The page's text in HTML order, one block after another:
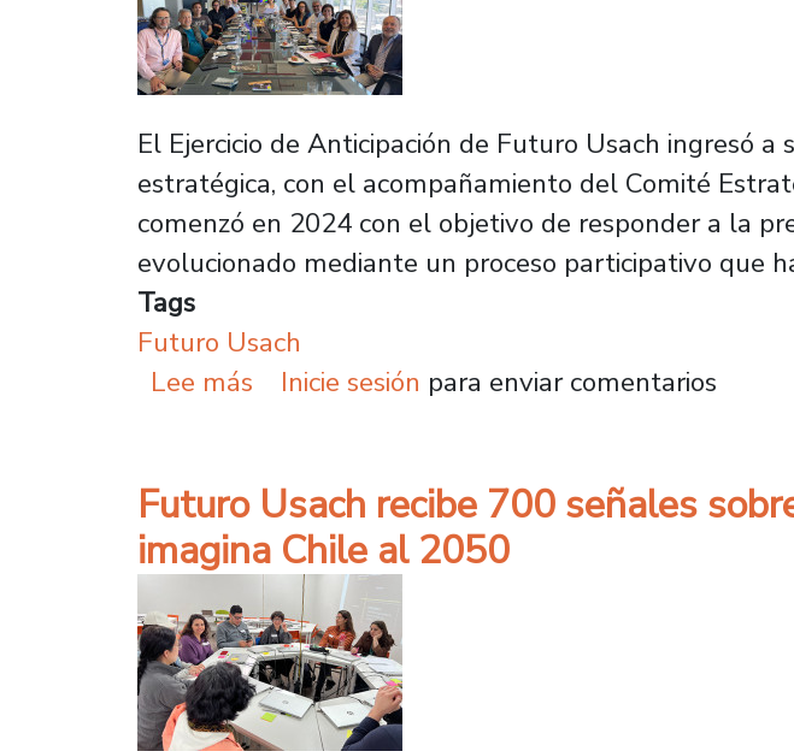
El Ejercicio de Anticipación de Futuro Usach ingresó
estratégica, con el acompañamiento del Comité
comenzó en 2024 con el objetivo de responder a la
evolucionado mediante un proceso participativo que
Tags
Futuro Usach
Lee más sobre Ejercicio de Anticipación de Futuro
Inicie sesión para enviar comentarios
Futuro Usach recibe 700 señales
imagina Chile al 2050